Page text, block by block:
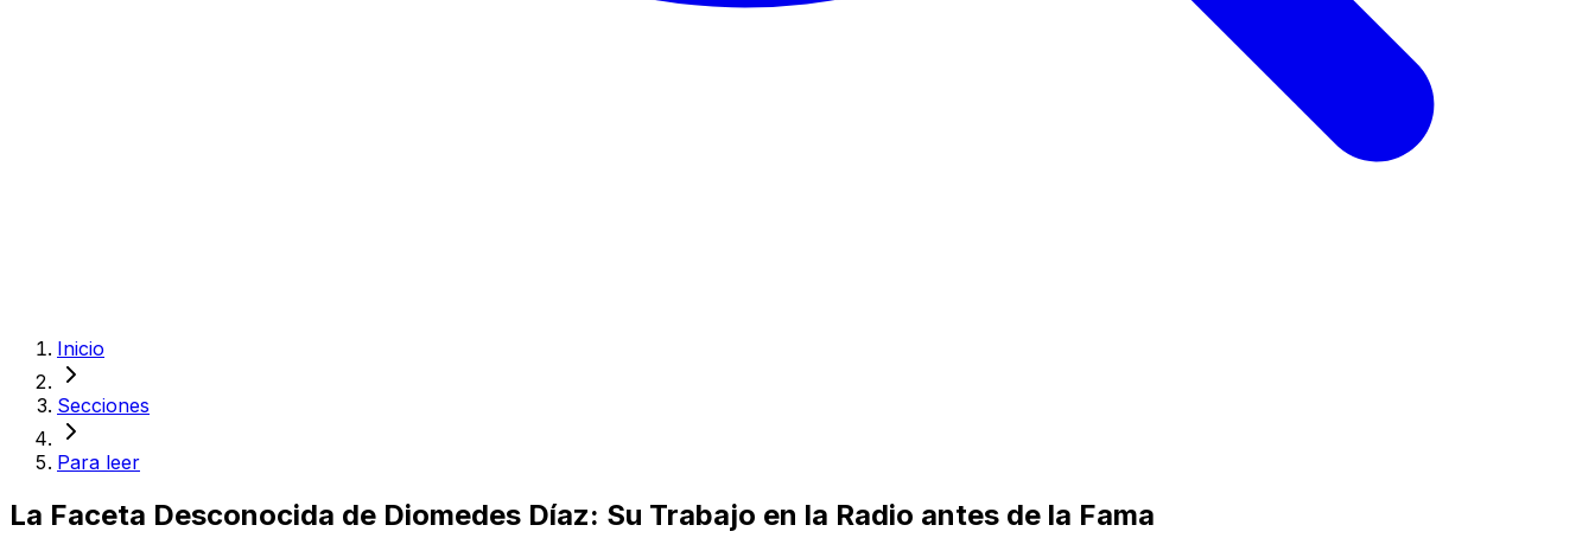
Inicio
Secciones
Para leer
La Faceta Desconocida de Diomedes Díaz: Su Trabajo en la Radio antes de la Fama